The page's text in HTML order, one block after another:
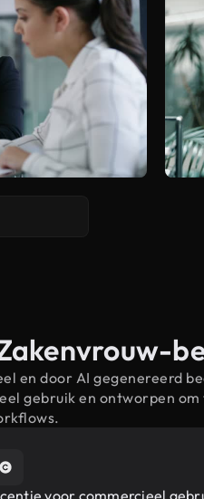
en door AI gegenereerd
gebruik en ontworpen om
voor commercieel